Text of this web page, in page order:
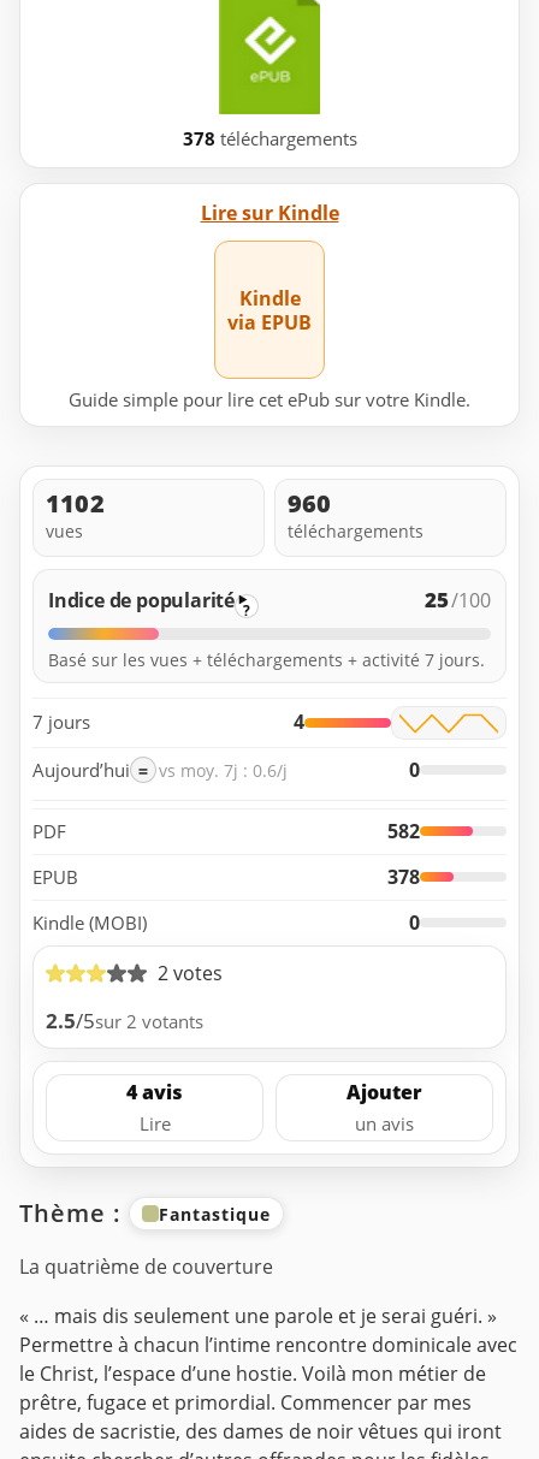
378 téléchargements
Lire sur Kindle
Kindle
via EPUB
Guide simple pour lire cet ePub sur votre Kindle.
1102
vues
960
téléchargements
Indice de popularité ? 25/100
Basé sur les vues + téléchargements + activité 7 jours.
7 jours 4
Aujourd’hui = vs moy. 7j : 0.6/j 0
PDF 582
EPUB 378
Kindle (MOBI)
0
2 votes
2.5/5sur 2 votants
4 avis
Lire
Ajouter
un avis
Thème : Fantastique
La quatrième de couverture
« … mais dis seulement une parole et je serai guéri. »
Permettre à chacun l’intime rencontre dominicale avec
le Christ, l’espace d’une hostie. Voilà mon métier de
prêtre, fugace et primordial. Commencer par mes
aides de sacristie, des dames de noir vêtues qui iront